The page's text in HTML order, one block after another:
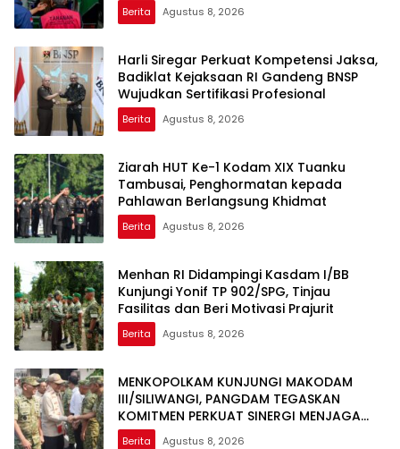
Berita Agustus 8, 2026
Harli Siregar Perkuat Kompetensi Jaksa,
Badiklat Kejaksaan RI Gandeng BNSP
Wujudkan Sertifikasi Profesional
Berita Agustus 8, 2026
Ziarah HUT Ke-1 Kodam XIX Tuanku
Tambusai, Penghormatan kepada
Pahlawan Berlangsung Khidmat
Berita Agustus 8, 2026
Menhan RI Didampingi Kasdam I/BB
Kunjungi Yonif TP 902/SPG, Tinjau
Fasilitas dan Beri Motivasi Prajurit
Berita Agustus 8, 2026
MENKOPOLKAM KUNJUNGI MAKODAM
III/SILIWANGI, PANGDAM TEGASKAN
KOMITMEN PERKUAT SINERGI MENJAGA
STABILITAS NASIONAL
Berita Agustus 8, 2026